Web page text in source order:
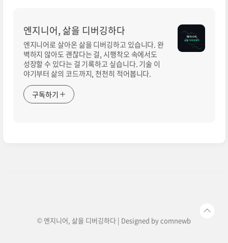
엔지니어, 삶을 디버깅하다
엔지니어로 살아온 삶을 디버깅하고 있습니다. 완
벽하지 않아도 괜찮다는 걸, 시행착오 속에서도
성장할 수 있다는 걸 기록하고 싶습니다. 기술 이
야기부터 삶의 코드까지, 천천히 적어봅니다.
구독하기
© 엔지니어, 삶을 디버깅하다 | Designed bycomnewb